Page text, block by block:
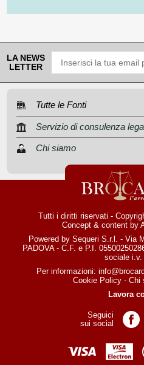
LA NEWS
LETTER
Tutte le Fonti
Servizio di consulenza
Chi siamo
Tutti i diritti riservati -
Concept & content by
Powered by Sequeri S.r.l. - Via
PADOVA - C.F. e P.I.
sociale i.v.
Per informazioni:
Cookie Policy - Chi
Lavora
Seguici
sui social